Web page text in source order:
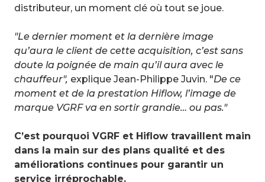
distributeur, un moment clé où tout se joue.
"Le dernier moment et la dernière image
qu’aura le client de cette acquisition, c’est sans
doute la poignée de main qu’il aura avec le
chauffeur", explique Jean-Philippe Juvin. "De ce
moment et de la prestation Hiflow, l’image de
marque VGRF va en sortir grandie… ou pas."
C’est pourquoi VGRF et Hiflow travaillent main
dans la main sur des plans qualité et des
améliorations continues pour garantir un
service irréprochable.